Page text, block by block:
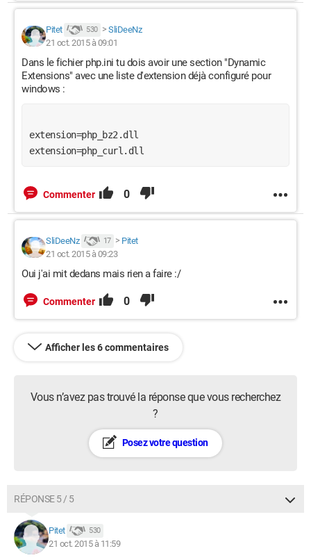
Pitet 530 > SliDeeNz
21 oct. 2015 à 09:01
Dans le fichier php.ini tu dois avoir une section "Dynamic
Extensions" avec une liste d'extension déjà configuré pour
windows :
extension=php_bz2.dll
extension=php_curl.dll
Commenter 0
SliDeeNz 17 > Pitet
21 oct. 2015 à 09:23
Oui j'ai mit dedans mais rien a faire :/
Commenter 0
Afficher les 6 commentaires
Vous n’avez pas trouvé la réponse que vous recherchez
?
Posez votre question
RÉPONSE 5 / 5
Pitet 530
21 oct. 2015 à 11:59